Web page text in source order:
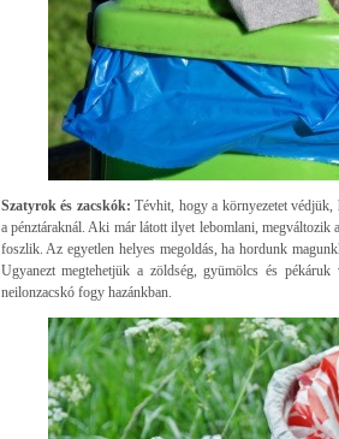
Szatyrok és zacskók:Tévhit, hogy a környezetet
a pénztáraknál. Aki már látott ilyet lebomlani, megváltozik
foszlik. Az egyetlen helyes megoldás, ha hordunk
Ugyanezt megtehetjük a zöldség, gyümölcs és
neilonzacskó fogy hazánkban.